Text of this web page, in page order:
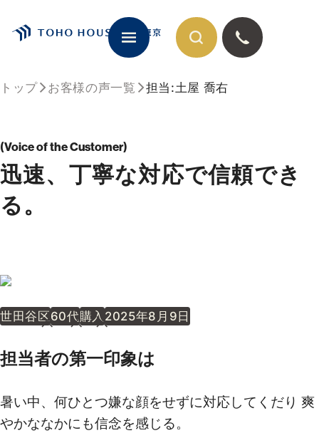
トップ お客様の声一覧 担当:土屋 喬右
Voice of the Customer
迅速、丁寧な対応で信頼でき
る。
世田谷区60代購入 2025年8月9日
担当者の第一印象は
暑い中、何ひとつ嫌な顔をせずに対応してくだり 爽
やかななかにも信念を感じる。